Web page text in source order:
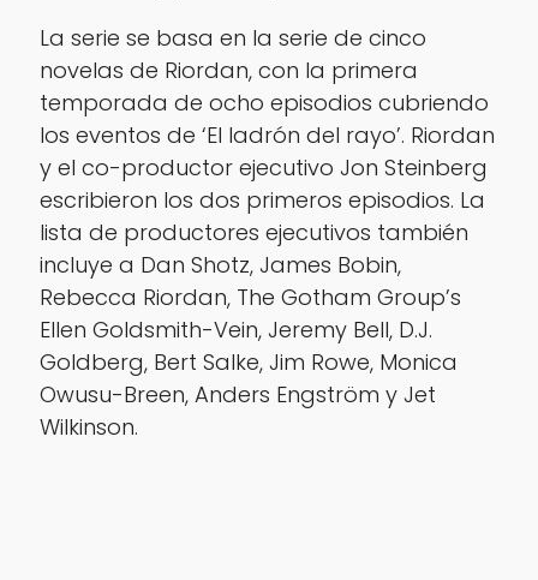
La serie se basa en la serie de cinco
novelas de Riordan, con la primera
temporada de ocho episodios cubriendo
los eventos de ‘El ladrón del rayo’. Riordan
y el co-productor ejecutivo Jon Steinberg
escribieron los dos primeros episodios. La
lista de productores ejecutivos también
incluye a Dan Shotz, James Bobin,
Rebecca Riordan, The Gotham Group’s
Ellen Goldsmith-Vein, Jeremy Bell, D.J.
Goldberg, Bert Salke, Jim Rowe, Monica
Owusu-Breen, Anders Engström y Jet
Wilkinson.